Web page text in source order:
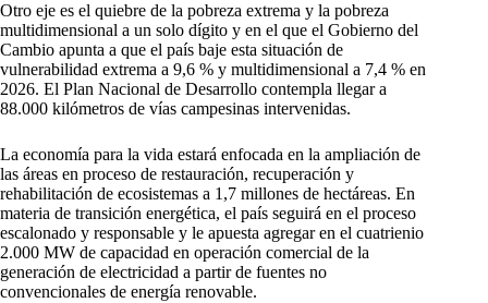
Otro eje es el quiebre de la pobreza extrema y la pobreza
multidimensional a un solo dígito y en el que el Gobierno del
Cambio apunta a que el país baje esta situación de
vulnerabilidad extrema a 9,6 % y multidimensional a 7,4 % en
2026. El Plan Nacional de Desarrollo contempla llegar a
88.000 kilómetros de vías campesinas intervenidas.
La economía para la vida estará enfocada en la ampliación de
las áreas en proceso de restauración, recuperación y
rehabilitación de ecosistemas a 1,7 millones de hectáreas. En
materia de transición energética, el país seguirá en el proceso
escalonado y responsable y le apuesta agregar en el cuatrienio
2.000 MW de capacidad en operación comercial de la
generación de electricidad a partir de fuentes no
convencionales de energía renovable.